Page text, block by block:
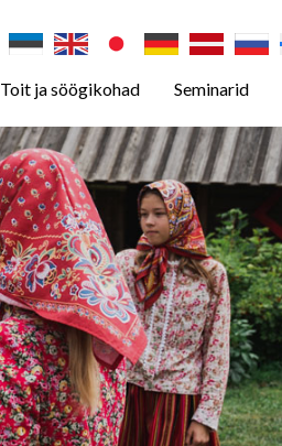
Toit ja söögikohad Seminarid